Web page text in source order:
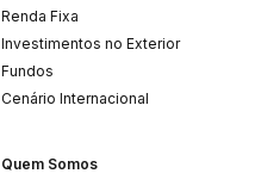
Renda Fixa
Investimentos no Exterior
Fundos
Cenário Internacional
Quem Somos